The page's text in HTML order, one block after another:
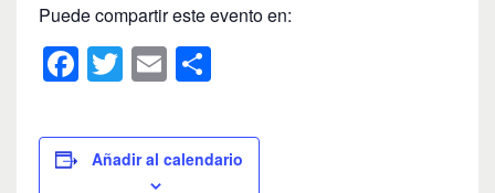
Puede compartir este evento en:
F
c
e
T
tt
er
E
ailm
p
Añadir al calendario